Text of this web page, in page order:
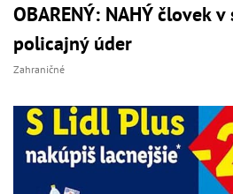
OBARENÝ: NAHÝ človek
policajný úder
Zahraničné